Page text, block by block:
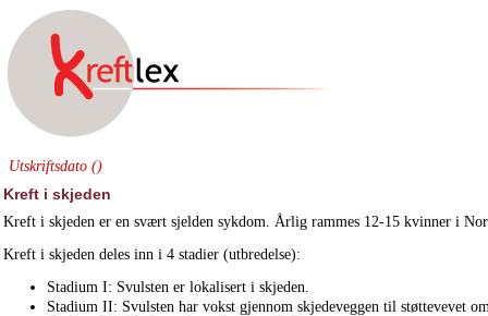
Utskriftsdato ()
Kreft i skjeden
Kreft i skjeden er en svært sjelden sykdom. Årlig rammes 12-15 kvinner i
Kreft i skjeden deles inn i 4 stadier (utbredelse):
Stadium I: Svulsten er lokalisert i skjeden.
Stadium II: Svulsten har vokst gjennom skjedeveggen til støttevevet